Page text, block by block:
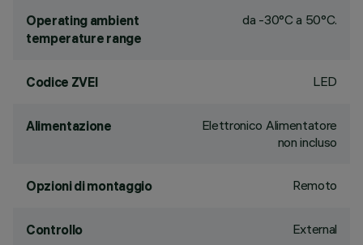
Operating ambient
temperature range
da -30°C a 50°C.
Codice ZVEI LED
Alimentazione
Elettronico Alimentatore
non incluso
Opzioni di montaggio Remoto
Controllo External